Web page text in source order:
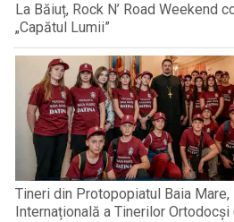
La Băiuț, Rock N’ Road Weekend
„Capătul Lumii”
Tineri din Protopopiatul Baia Mare,
Internațională a Tinerilor